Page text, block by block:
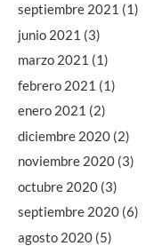
septiembre 2021 (1)
junio 2021 (3)
marzo 2021 (1)
febrero 2021 (1)
enero 2021 (2)
diciembre 2020 (2)
noviembre 2020 (3)
octubre 2020 (3)
septiembre 2020 (6)
agosto 2020 (5)